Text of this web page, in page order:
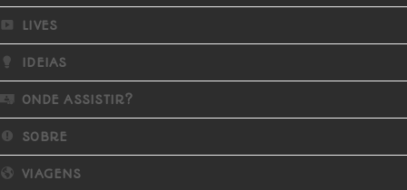
LIVES
IDEIAS
ONDE ASSISTIR?
SOBRE
VIAGENS